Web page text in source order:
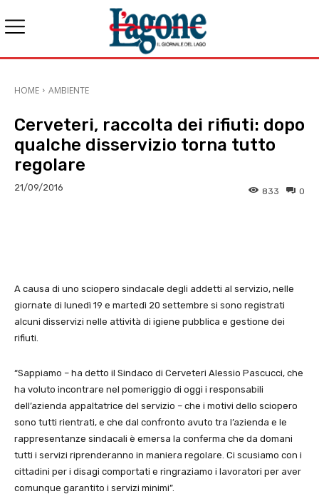
HOME AMBIENTE
Cerveteri, raccolta dei rifiuti: dopo
qualche disservizio torna tutto
regolare
21/09/2016 0
833
A causa di uno sciopero sindacale degli addetti al servizio, nelle
giornate di lunedì 19 e martedì 20 settembre si sono registrati
alcuni disservizi nelle attività di igiene pubblica e gestione dei
rifiuti.
“Sappiamo – ha detto il Sindaco di Cerveteri Alessio Pascucci, che
ha voluto incontrare nel pomeriggio di oggi i responsabili
dell’azienda appaltatrice del servizio – che i motivi dello sciopero
sono tutti rientrati, e che dal confronto avuto tra l’azienda e le
rappresentanze sindacali è emersa la conferma che da domani
tutti i servizi riprenderanno in maniera regolare. Ci scusiamo con i
cittadini per i disagi comportati e ringraziamo i lavoratori per aver
comunque garantito i servizi minimi”.